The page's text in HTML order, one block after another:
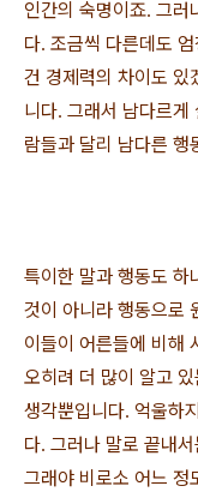
인간의 숙명이죠. 그러
다. 조금씩 다른데도
건 경제력의 차이도 있
니다. 그래서 남다르게
람들과 달리 남다른 행
특이한 말과 행동도 하
것이 아니라 행동으로
이들이 어른들에 비해
오히려 더 많이 알고
생각뿐입니다. 억울하
다. 그러나 말로 끝내
그래야 비로소 어느 정